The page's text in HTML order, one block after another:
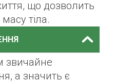
що дозволить
тіла.
звичайне
а значить є